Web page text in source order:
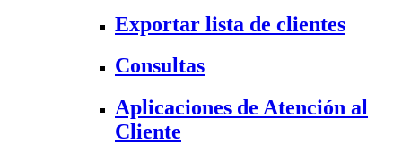
Exportar lista de clientes
Consultas
Aplicaciones de Atención al
Cliente